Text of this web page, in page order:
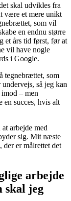
skal udvikles fra
være et mere unikt
som vil
en endnu større
et års tid først, før at
vil have nogle
i Google.
tegnebrættet, som
så jeg kan
– men
en succes, hvis alt
arbejde med
sig. Mit næste
der er målrettet det
arbejde
skal jeg